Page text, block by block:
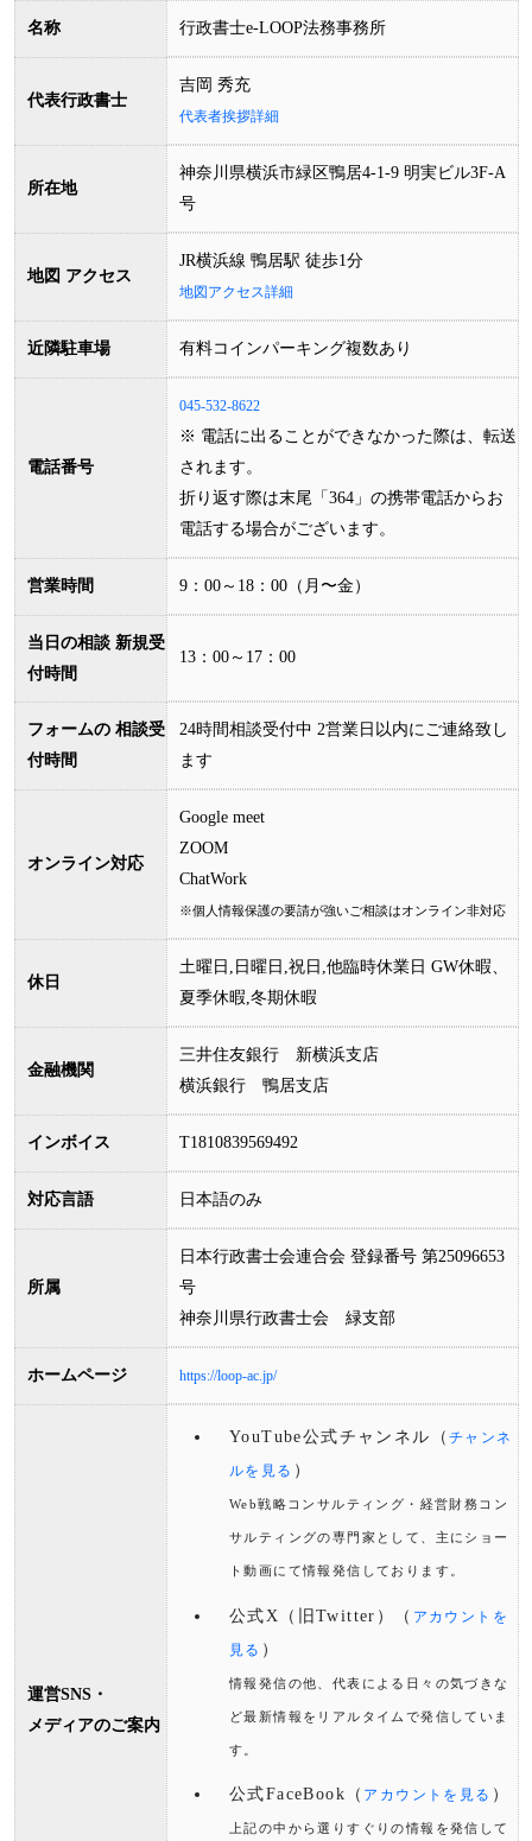
名称 行政書士e-LOOP法務事務所
代表行政書士
吉岡 秀充
代表者挨拶詳細
所在地
神奈川県横浜市緑区鴨居4-1-9 明実ビル3F-A
号
地図 アクセス
JR横浜線 鴨居駅 徒歩1分
地図アクセス詳細
近隣駐車場 有料コインパーキング複数あり
電話番号
045-532-8622
※ 電話に出ることができなかった際は、転送
されます。
折り返す際は末尾「364」の携帯電話からお
電話する場合がございます。
営業時間 9：00 ～ 18：00 （月〜金）
当日の相談 新規受
付時間
13：00 ～ 17：00
フォームの 相談受
付時間
24時間相談受付中 2営業日以内にご連絡致し
ます
オンライン対応
Google meet
ZOOM
ChatWork
※個人情報保護の要請が強いご相談はオンライン非対応
休日
土曜日,日曜日,祝日,他臨時休業日 GW休暇、
夏季休暇,冬期休暇
金融機関
三井住友銀行 新横浜支店
横浜銀行 鴨居支店
インボイス T1810839569492
対応言語 日本語のみ
所属
日本行政書士会連合会 登録番号 第25096653
号
神奈川県行政書士会 緑支部
ホームページ https://loop-ac.jp/
運営SNS・
メディアのご案内
YouTube公式チャンネル（ チャンネ
ルを見る ）
Web戦略コンサルティング・経営財務コン
サルティングの専門家として、主にショー
ト動画にて情報発信しております。
公式X（旧Twitter）（ アカウントを
見る ）
情報発信の他、代表による日々の気づきな
ど最新情報をリアルタイムで発信していま
す。
公式FaceBook（ アカウントを見る ）
上記の中から選りすぐりの情報を発信して